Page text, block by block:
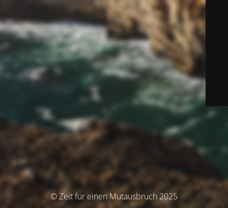
© Zeit für einen Mutausbruch 2025